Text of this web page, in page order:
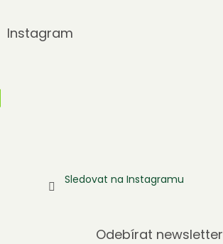
Instagram
Sledovat na Instagramu
Odebírat newsletter